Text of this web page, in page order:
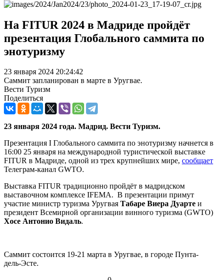
На FITUR 2024 в Мадриде пройдёт
презентация Глобального саммита по
энотуризму
23 января 2024 20:24:42
Саммит запланирован в марте в Уругвае.
Вести Туризм
Поделиться
23 января 2024 года. Мадрид. Вести Туризм.
Презентация I Глобального саммита по энотуризму начнется в
16:00 25 января на международной туристической выставке
FITUR в Мадриде, одной из трех крупнейших мире, сообщает
Телеграм-канал GWTO.
Выставка FITUR традиционно пройдёт в мадридском
выставочном комплексе IFEMA. В презентации примут
участие министр туризма Уругвая Табаре Виера Дуарте и
президент Всемирной организации винного туризма (GWTO)
Хосе Антонио Видаль.
Саммит состоится 19-21 марта в Уругвае, в городе Пунта-
дель-Эсте.